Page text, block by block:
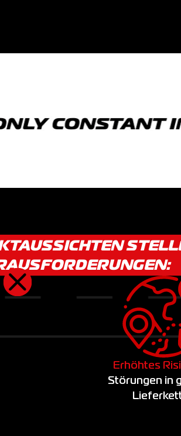
Erhöhtes
Störungen in